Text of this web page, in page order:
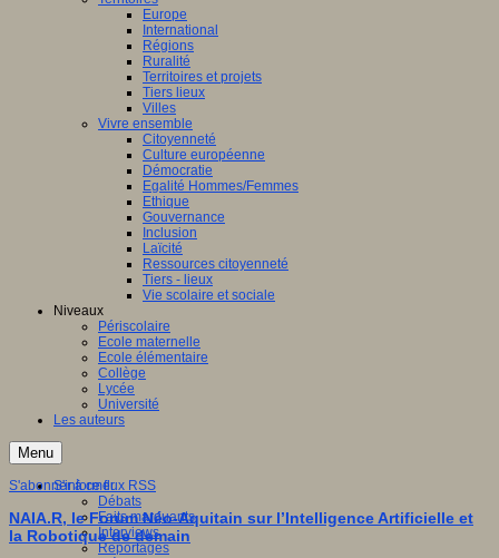
Europe
International
Régions
Ruralité
Territoires et projets
Tiers lieux
Villes
Vivre ensemble
Citoyenneté
Culture européenne
Démocratie
Egalité Hommes/Femmes
Ethique
Gouvernance
Inclusion
Laïcité
Ressources citoyenneté
Tiers - lieux
Vie scolaire et sociale
Niveaux
Périscolaire
Ecole maternelle
Ecole élémentaire
Collège
Lycée
Université
Les auteurs
Menu
S'informer
Débats
Faits marquants
Interviews
Reportages
S'abonner à ce flux RSS
NAIA.R, le Forum Néo-Aquitain sur l’Intelligence Artificielle et
la Robotique de demain